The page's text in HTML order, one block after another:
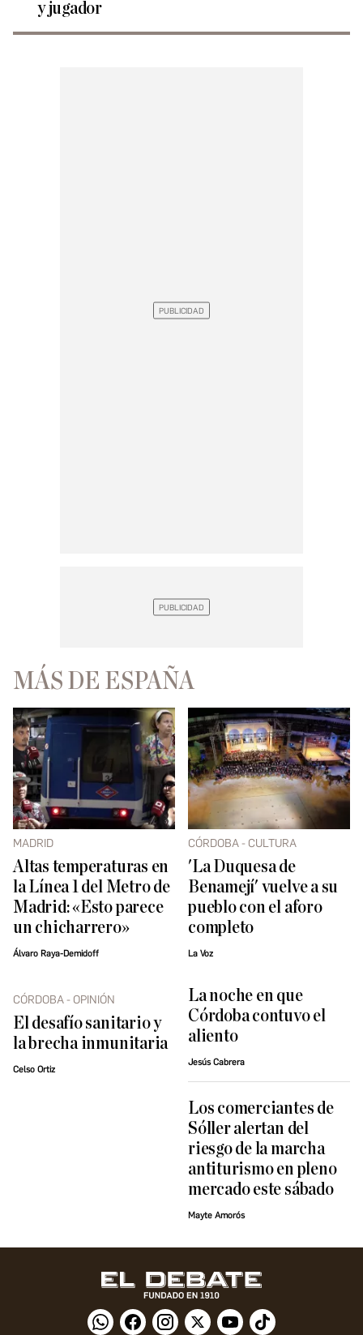
y jugador
MÁS DE ESPAÑA
MADRID
Altas temperaturas en
la Línea 1 del Metro de
Madrid: «Esto parece
un chicharrero»
Álvaro Raya-Demidoff
CÓRDOBA - CULTURA
'La Duquesa de
Benamejí' vuelve a su
pueblo con el aforo
completo
La Voz
CÓRDOBA - OPINIÓN
El desafío sanitario y
la brecha inmunitaria
Celso Ortiz
La noche en que
Córdoba contuvo el
aliento
Jesús Cabrera
Los comerciantes de
Sóller alertan del
riesgo de la marcha
antiturismo en pleno
mercado este sábado
Mayte Amorós